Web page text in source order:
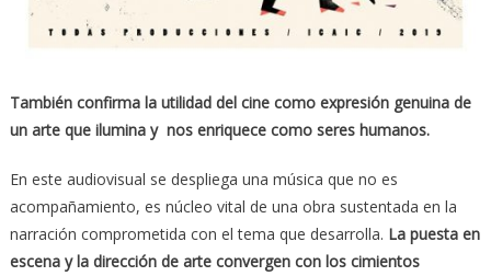
También confirma la utilidad del cine como expresión genuina de
un arte que ilumina y nos enriquece como seres humanos.
En este audiovisual se despliega una música que no es
acompañamiento, es núcleo vital de una obra sustentada en la
narración comprometida con el tema que desarrolla. La puesta en
escena y la dirección de arte convergen con los cimientos